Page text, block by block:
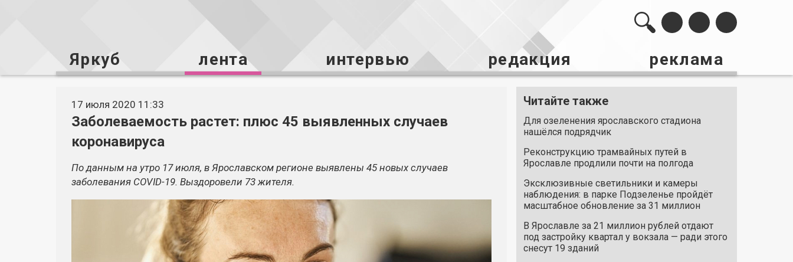
Яркуб лента интервью редакция реклама
17 июля 2020 11:33
Заболеваемость растет: плюс 45 выявленных случаев
коронавируса
По данным на утро 17 июля, в Ярославском регионе выявлены 45 новых случаев
заболевания COVID-19. Выздоровели 73 жителя.
Читайте также
Для озеленения ярославского стадиона
нашёлся подрядчик
Реконструкцию трамвайных путей в
Ярославле продлили почти на полгода
Эксклюзивные светильники и камеры
наблюдения: в парке Подзеленье пройдёт
масштабное обновление за 31 миллион
В Ярославле за 21 миллион рублей отдают
под застройку квартал у вокзала — ради этого
снесут 19 зданий